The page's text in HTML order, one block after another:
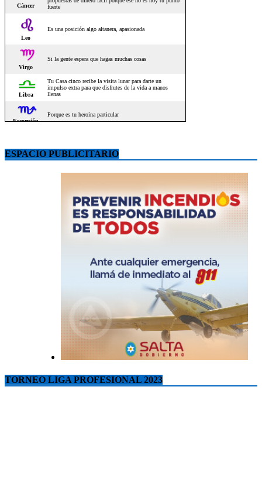
ESPACIO PUBLICITARIO
TORNEO LIGA PROFESIONAL 2023